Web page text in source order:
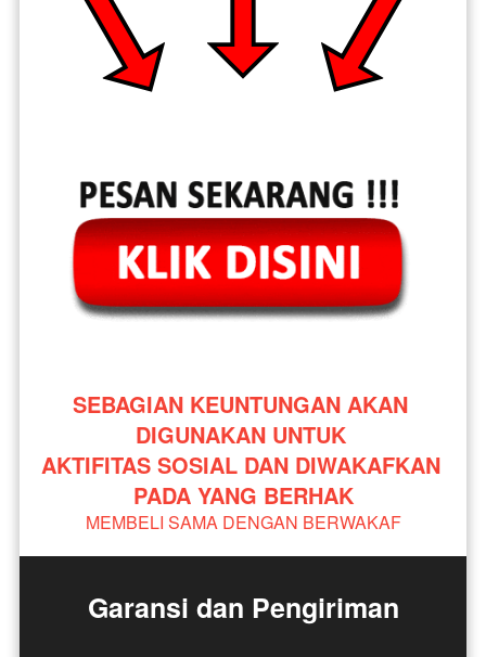
SEBAGIAN KEUNTUNGAN AKAN
DIGUNAKAN UNTUK
AKTIFITAS SOSIAL DAN DIWAKAFKAN
PADA YANG BERHAK
MEMBELI SAMA DENGAN BERWAKAF
Garansi dan Pengiriman